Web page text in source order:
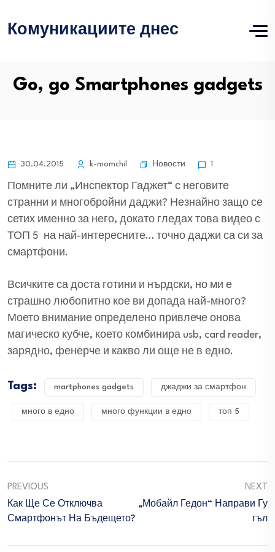
Комуникациите днес
Go, go Smartphones gadgets
30.04.2015 k-momchil Новости 1
Помните ли „Инспектор Гаджет“ с неговите
странни и многобройни даджи? Незнайно защо се
сетих именно за него, докато гледах това видео с
ТОП 5 на най-интересните… точно даджи са си за
смартфони.
Всичките са доста готини и нърдски, но ми е
страшно любопитно кое ви допада най-много?
Моето внимание определено привлече онова
магическо кубче, което комбинира usb, card reader,
зарядно, фенерче и какво ли още не в едно.
Tags: martphones gadgets джаджи за смартфон
много в едно много функции в едно топ 5
PREVIOUS
Как Ще Се Отключва
Смартфонът На Бъдещето?
NEXT
„Мобайл Гедон“ Направи Гу
Гъл